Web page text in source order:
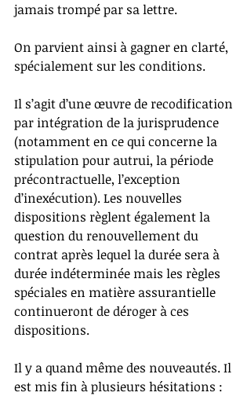
jamais trompé par sa lettre.
On parvient ainsi à gagner en clarté,
spécialement sur les conditions.
Il s’agit d’une œuvre de recodification
par intégration de la jurisprudence
(notamment en ce qui concerne la
stipulation pour autrui, la période
précontractuelle, l’exception
d’inexécution). Les nouvelles
dispositions règlent également la
question du renouvellement du
contrat après lequel la durée sera à
durée indéterminée mais les règles
spéciales en matière assurantielle
continueront de déroger à ces
dispositions.
Il y a quand même des nouveautés. Il
est mis fin à plusieurs hésitations :